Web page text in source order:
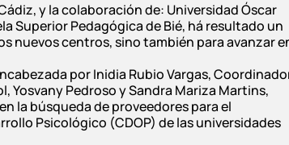
y la colaboración de: Universidad Óscar
Superior Pedagógica de Bié, há resultado un
nuevos centros, sino también para avanzar
por Inidia Rubio Vargas,
Yosvany Pedroso y Sandra Mariza Martins,
la búsqueda de proveedores para el
Psicológico (CDOP) de las universidades